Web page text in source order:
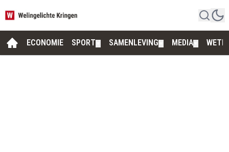
ECONOMIE SPORT SAMENLEVING MEDIA